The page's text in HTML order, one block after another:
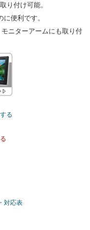
り付け可能。
便利です。
ニターアームにも取り付
る
対応表